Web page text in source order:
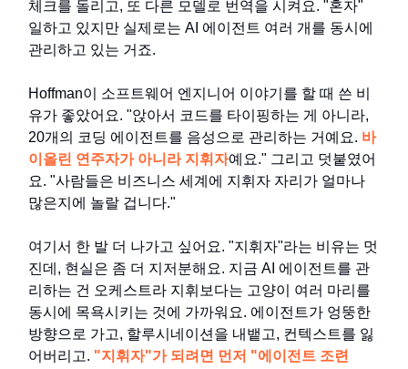
체크를 돌리고, 또 다른 모델로 번역을 시켜요. "혼자"
일하고 있지만 실제로는 AI 에이전트 여러 개를 동시에
관리하고 있는 거죠.
Hoffman이 소프트웨어 엔지니어 이야기를 할 때 쓴 비
유가 좋았어요. "앉아서 코드를 타이핑하는 게 아니라,
20개의 코딩 에이전트를 음성으로 관리하는 거예요. 바
이올린 연주자가 아니라 지휘자예요." 그리고 덧붙였어
요. "사람들은 비즈니스 세계에 지휘자 자리가 얼마나
많은지에 놀랄 겁니다."
여기서 한 발 더 나가고 싶어요. "지휘자"라는 비유는 멋
진데, 현실은 좀 더 지저분해요. 지금 AI 에이전트를 관
리하는 건 오케스트라 지휘보다는 고양이 여러 마리를
동시에 목욕시키는 것에 가까워요. 에이전트가 엉뚱한
방향으로 가고, 할루시네이션을 내뱉고, 컨텍스트를 잃
어버리고. "지휘자"가 되려면 먼저 "에이전트 조련